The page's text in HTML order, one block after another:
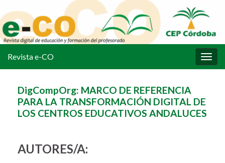
la
Revista e-CO
DigCompOrg: MARCO DE REFERENCIA
PARA LA TRANSFORMACIÓN DIGITAL DE
LOS CENTROS EDUCATIVOS ANDALUCES
AUTORES/A: